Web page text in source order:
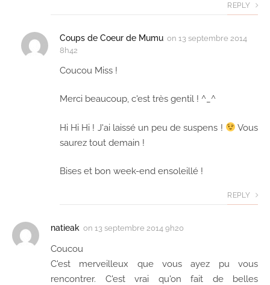
REPLY
Coups de Coeur de Mumu on 13 septembre 2014
8h42
Coucou Miss !
Merci beaucoup, c'est très gentil ! ^_^
Hi Hi Hi ! J'ai laissé un peu de suspens !
Vous
saurez tout demain !
Bises et bon week-end ensoleillé !
REPLY
natieak on 13 septembre 2014 9h20
Coucou
C'est merveilleux que vous ayez pu vous
rencontrer. C'est vrai qu'on fait de belles